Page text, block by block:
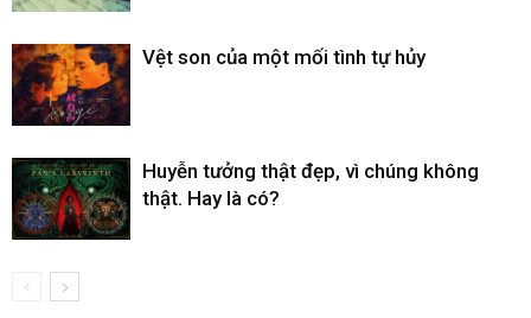
Vệt son của một mối tình tự hủy
Huyễn tưởng thật đẹp, vì chúng không
thật. Hay là có?